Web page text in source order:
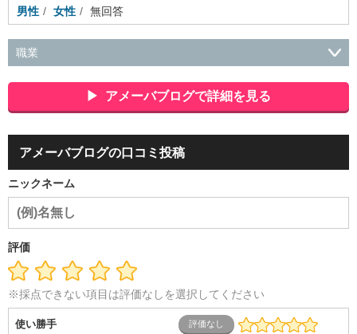
男性
女性 無回答
職業
広告・マスコミ
接客・小売・流通・外食・食
品
アミューズメント・エンターテイメント・ゲーム関連
美
ダル・葬祭
メディア職
クリエイティブ・デザイン・映像・
音響
芸能・イベント・コンパニオン
ム開発・SE・インフラ）
導体・制御）
警備・交通・建築・土木技術職
医療・福祉・
介護
その他
ス
士業・コンサルティング 金融・商社
不動産・保険・サ
ービス
専業主婦（夫）
営業
アメーバブログで詳細を見る
アメーバブログの口コミ投稿
ニックネーム
評価
※採点できない項目は評価なしを選択してください
使い勝手